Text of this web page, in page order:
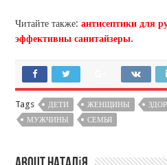
Читайте также:антисептики для
эффективны санитайзеры.
Tags ДЕТИ ЖЕНЩИНЫ
МУЖЧИНЫ
СЕМЬЯ